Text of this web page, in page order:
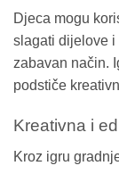
Djeca mogu
slagati dijelove i
zabavan način.
podstiče
Kreativna i
Kroz igru